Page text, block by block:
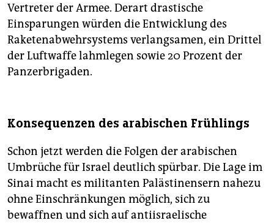
Vertreter der Armee. Derart drastische
Einsparungen würden die Entwicklung des
Raketenabwehrsystems verlangsamen, ein Drittel
der Luftwaffe lahmlegen sowie 20 Prozent der
Panzerbrigaden.
Konsequenzen des arabischen Frühlings
Schon jetzt werden die Folgen der arabischen
Umbrüche für Israel deutlich spürbar. Die Lage im
Sinai macht es militanten Palästinensern nahezu
ohne Einschränkungen möglich, sich zu
bewaffnen und sich auf antiisraelische